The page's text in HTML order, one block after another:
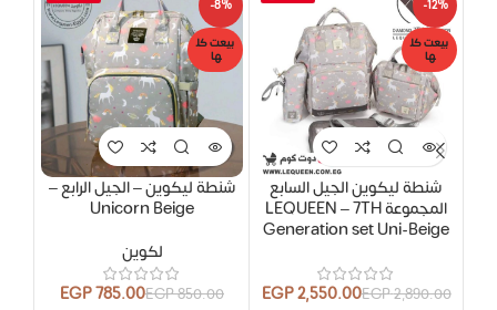
-12%
بيعت كل
ها
شنطة ليكوين الجيل السابع
المجموعة LEQUEEN – 7TH
Generation set Uni-Beige
2,890.00
EGP
2,550.00
EGP
-8%
بيعت كل
ها
شنطة ليكوين – الجيل الرابع –
Unicorn Beige
لكوين
850.00
EGP
785.00
EGP